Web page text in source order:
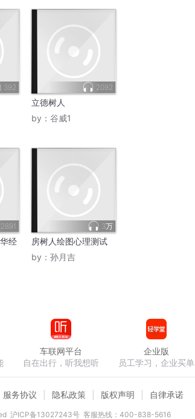
392 2092
立德树人
by： 谷威1
2891
经
3万
房树人绘图心理测试
by： 孙月吉
车联网平台
自在出行，听我想听
企业版
员工学习，企业买单
服务协议 隐私政策 版权声明 自律承诺
沪ICP备13027243号 客服热线：400-838-5616